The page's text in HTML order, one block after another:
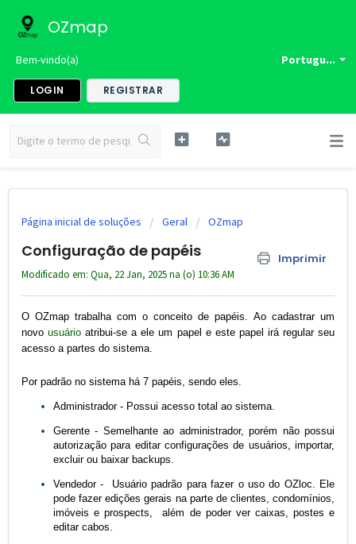
OZmap
Portugu...
Bem-vindo(a)
LOGIN REGISTRAR
Página inicial de soluções Geral OZmap
Configuração de papéis Imprimir
Modificado em: Qua, 22 Jan, 2025 na (o) 10:36 AM
O OZmap trabalha com o conceito de papéis. Ao cadastrar um
novousuário atribui-se a ele um papel e este papel irá regular seu
acesso a partes do sistema.
Por padrão no sistema há 7 papéis, sendo eles.
Administrador - Possui acesso total ao sistema.
Gerente - Semelhante ao administrador, porém não possui
autorização para editar configurações de usuários, importar,
excluir ou baixar backups.
Vendedor - Usuário padrão para fazer o uso do OZloc. Ele
pode fazer edições gerais na parte de clientes, condomínios,
imóveis e prospects, além de poder ver caixas, postes e
editar cabos.